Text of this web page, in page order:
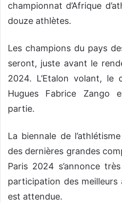
championnat d’Afrique
douze athlètes.
Les champions du pays
seront, juste avant le
2024. L’Etalon volant, le
Hugues Fabrice Zango
partie.
La biennale de
des dernières grandes
Paris 2024 s’annonce
participation des
est attendue.